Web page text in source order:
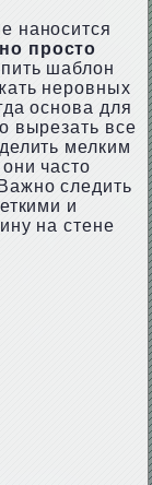
наносится
просто
шаблон
неровных
основа для
вырезать все
мелким
часто
следить
и
на стене